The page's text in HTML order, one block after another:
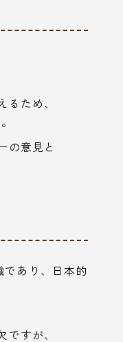
ため、
の意見と
あり、日本的
すが、